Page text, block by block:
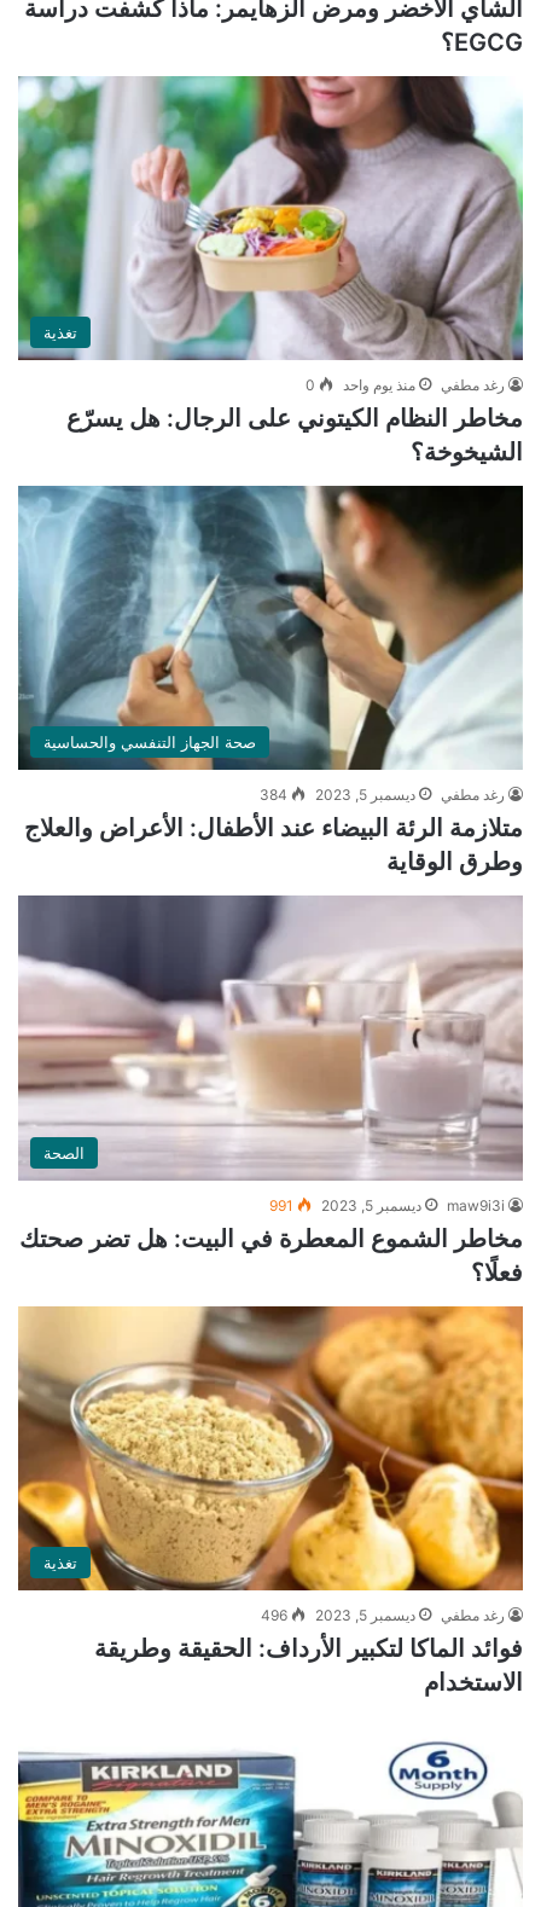
الشاي الأخضر ومرض ألزهايمر: ماذا كشفت دراسة
EGCG؟
تغذية
رغد مطفي منذ يوم واحد 0
مخاطر النظام الكيتوني على الرجال: هل يسرّع
الشيخوخة؟
صحة الجهاز التنفسي والحساسية
رغد مطفي ديسمبر 5, 2023 384
متلازمة الرئة البيضاء عند الأطفال: الأعراض والعلاج
وطرق الوقاية
الصحة
maw9i3i ديسمبر 5, 2023 991
مخاطر الشموع المعطرة في البيت: هل تضر صحتك
فعلًا؟
تغذية
رغد مطفي ديسمبر 5, 2023 496
فوائد الماكا لتكبير الأرداف: الحقيقة وطريقة
الاستخدام